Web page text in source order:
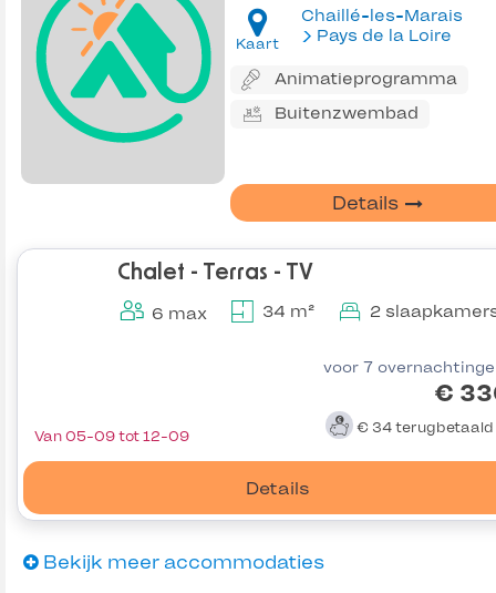
Kaart
Chaillé-les-Marais
Pays de la Loire
Animatieprogramma
Buitenzwembad
Details
Chalet - Terras - TV
6 max 34 m² 2
voor 7
€
€ 34 terugbetaald
Details
Van 05-09 tot 12-09
Bekijk meer accommodaties